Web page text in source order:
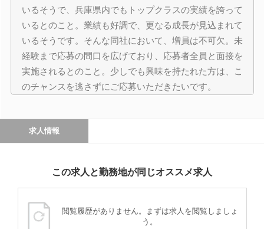
いるそうで、兵庫県内でもトップクラスの実績を誇って
いるとのこと。業績も好調で、更なる成長が見込まれて
いるそうです。そんな同社において、増員は不可欠。未
経験まで応募の間口を広げており、応募者全員と面接を
実施されるとのこと。少しでも興味を持たれた方は、こ
のチャンスを逃さずにご応募いただきたいです。
求人情報
この求人と勤務地が同じオススメ求人
閲覧履歴がありません。まずは求人を閲覧しましょ
う。